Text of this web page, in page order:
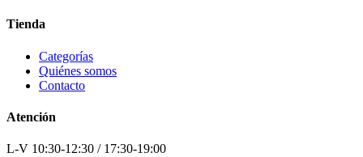
Tienda
Categorías
Quiénes somos
Contacto
Atención
L-V 10:30-12:30 / 17:30-19:00